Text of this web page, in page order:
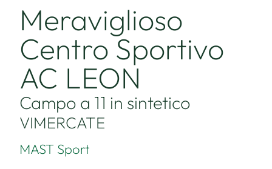
Meraviglioso
Centro Sportivo
AC LEON
Campo a 11 in sintetico
VIMERCATE
MAST Sport